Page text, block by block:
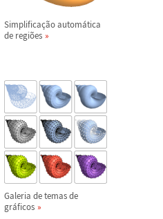
Simplificação automática
de regiões
Galeria de temas de
gráficos